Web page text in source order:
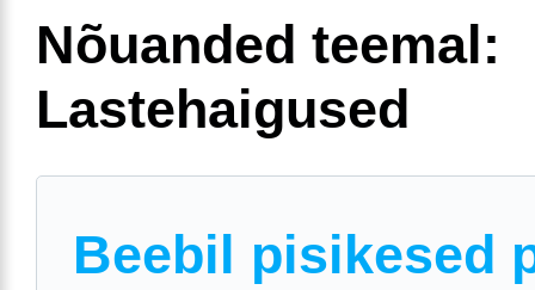
Nõuanded teemal:
Lastehaigused
Beebil pisikesed